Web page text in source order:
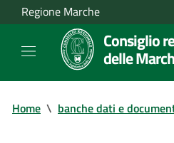
Regione Marche
Consiglio
delle
Home \ banche dati e